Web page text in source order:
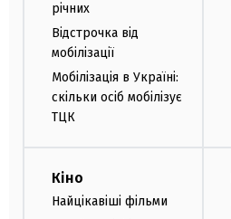
річних
Відстрочка від
мобілізації
Мобілізація в Україні:
скільки осіб мобілізує
ТЦК
Кіно
Найцікавіші фільми